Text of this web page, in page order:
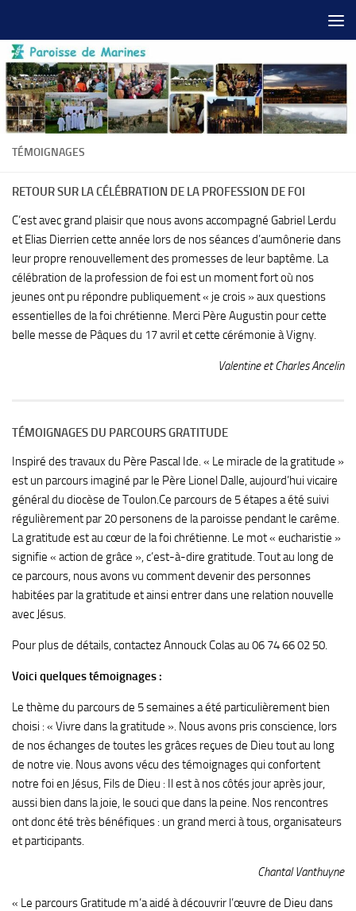
TÉMOIGNAGES
RETOUR SUR LA CÉLÉBRATION DE LA PROFESSION DE FOI
C’est avec grand plaisir que nous avons accompagné Gabriel Lerdu
et Elias Dierrien cette année lors de nos séances d’aumônerie dans
leur propre renouvellement des promesses de leur baptême. La
célébration de la profession de foi est un moment fort où nos
jeunes ont pu répondre publiquement « je crois » aux questions
essentielles de la foi chrétienne. Merci Père Augustin pour cette
belle messe de Pâques du 17 avril et cette cérémonie à Vigny.
Valentine et Charles Ancelin
TÉMOIGNAGES DU PARCOURS GRATITUDE
Inspiré des travaux du Père Pascal Ide. « Le miracle de la gratitude »
est un parcours imaginé par le Père Lionel Dalle, aujourd’hui vicaire
général du diocèse de Toulon.Ce parcours de 5 étapes a été suivi
régulièrement par 20 personens de la paroisse pendant le carême.
La gratitude est au cœur de la foi chrétienne. Le mot « eucharistie »
signifie « action de grâce », c’est-à-dire gratitude. Tout au long de
ce parcours, nous avons vu comment devenir des personnes
habitées par la gratitude et ainsi entrer dans une relation nouvelle
avec Jésus.
Pour plus de détails, contactez Annouck Colas au 06 74 66 02 50.
Voici quelques témoignages :
Le thème du parcours de 5 semaines a été particulièrement bien
choisi : « Vivre dans la gratitude ». Nous avons pris conscience, lors
de nos échanges de toutes les grâces reçues de Dieu tout au long
de notre vie. Nous avons vécu des témoignages qui confortent
notre foi en Jésus, Fils de Dieu : Il est à nos côtés jour après jour,
aussi bien dans la joie, le souci que dans la peine. Nos rencontres
ont donc été très bénéfiques : un grand merci à tous, organisateurs
et participants.
Chantal Vanthuyne
« Le parcours Gratitude m’a aidé à découvrir l’œuvre de Dieu dans